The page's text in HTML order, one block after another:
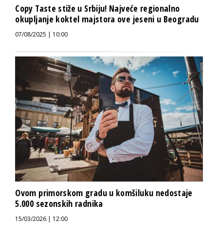
Copy Taste stiže u Srbiju! Najveće regionalno
okupljanje koktel majstora ove jeseni u Beogradu
07/08/2025 | 10:00
Ovom primorskom gradu u komšiluku nedostaje
5.000 sezonskih radnika
15/03/2026 | 12:00